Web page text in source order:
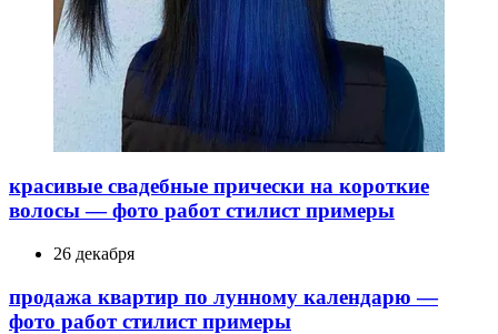
красивые свадебные прически на короткие
волосы — фото работ стилист примеры
26 декабря
продажа квартир по лунному календарю —
фото работ стилист примеры